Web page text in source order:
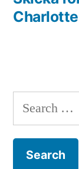
Search
for: